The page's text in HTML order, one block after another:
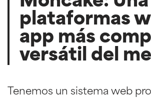
plataformas
app más
versátil del
Tenemos un sistema web